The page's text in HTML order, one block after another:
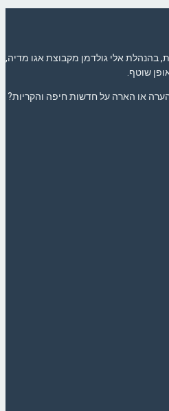
בהנהלת אלי גולדמן מקבוצת אגו מדיה,
שוטף.
הערה או הארה על חדשות חיפה והקריות?